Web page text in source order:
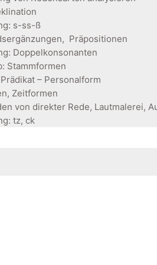
s-ss-ß
Präpositionen
Doppelkonsonanten
Stammformen
– Personalform
Zeitformen
von direkter Rede, Lautmalerei,
tz, ck